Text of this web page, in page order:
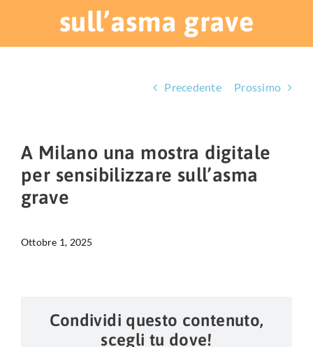
CONTATTI
DIVENTA SOCIO
LIBRO SCRITTURE IN ROSA
sull’asma grave
Precedente Prossimo
A Milano una mostra digitale
per sensibilizzare sull’asma
grave
Ottobre 1, 2025
Condividi questo contenuto,
scegli tu dove!